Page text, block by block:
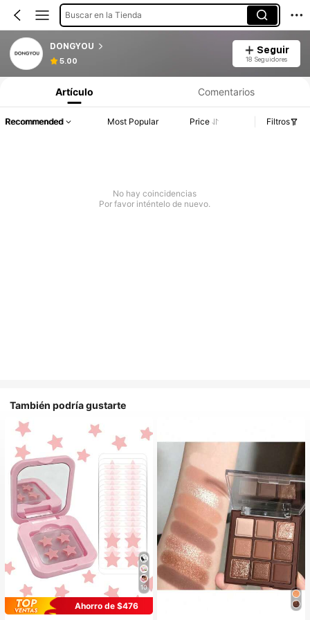
Buscar en la Tienda
DONGYOU
5.00
Seguir
18 Seguidores
Artículo Comentarios
Recommended Most Popular Price Filtros
No hay coincidencias
Por favor inténtelo de nuevo.
También podría gustarte
10
Ahorro de $476